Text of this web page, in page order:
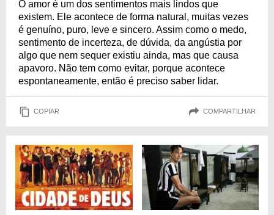
O amor é um dos sentimentos mais lindos que
existem. Ele acontece de forma natural, muitas vezes
é genuíno, puro, leve e sincero. Assim como o medo,
sentimento de incerteza, de dúvida, da angústia por
algo que nem sequer existiu ainda, mas que causa
apavoro. Não tem como evitar, porque acontece
espontaneamente, então é preciso saber lidar.
COPIAR COMPARTILHAR